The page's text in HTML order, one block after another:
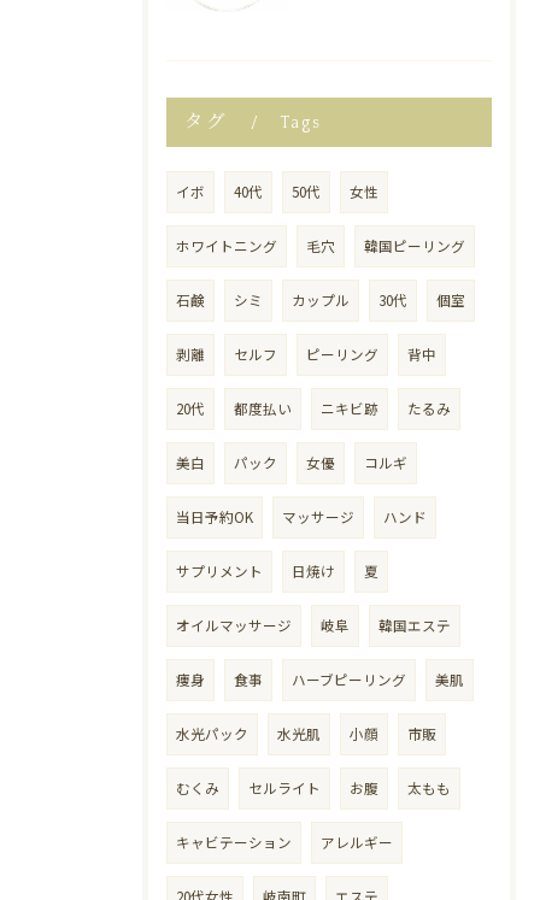
タグ Tags
イボ 40代 50代 女性
ホワイトニング 毛穴 韓国ピーリング
石鹸 シミ カップル 30代 個室
剥離 セルフ ピーリング 背中
20代 都度払い ニキビ跡 たるみ
美白 パック 女優 コルギ
当日予約OK マッサージ ハンド
サプリメント 日焼け 夏
オイルマッサージ 岐阜 韓国エステ
痩身 食事 ハーブピーリング 美肌
水光パック 水光肌 小顔 市販
むくみ セルライト お腹 太もも
キャビテーション アレルギー